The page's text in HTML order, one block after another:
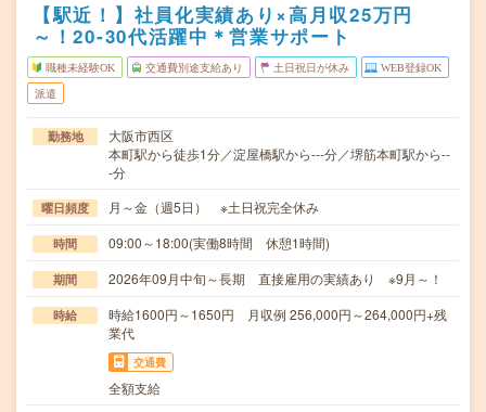
【駅近！】社員化実績あり×高月収25万円
～！20-30代活躍中＊営業サポート
職種未経験OK 交通費別途支給あり 土日祝日が休み WEB登録OK
派遣
勤務地
大阪市西区
本町駅から徒歩1分／淀屋橋駅から---分／堺筋本町駅から--
-分
曜日頻度 月～金（週5日） ※土日祝完全休み
時間 09:00～18:00(実働8時間 休憩1時間)
期間 2026年09月中旬～長期 直接雇用の実績あり ※9月～！
時給
時給1600円～1650円 月収例 256,000円～264,000円+残
業代
交通費
全額支給